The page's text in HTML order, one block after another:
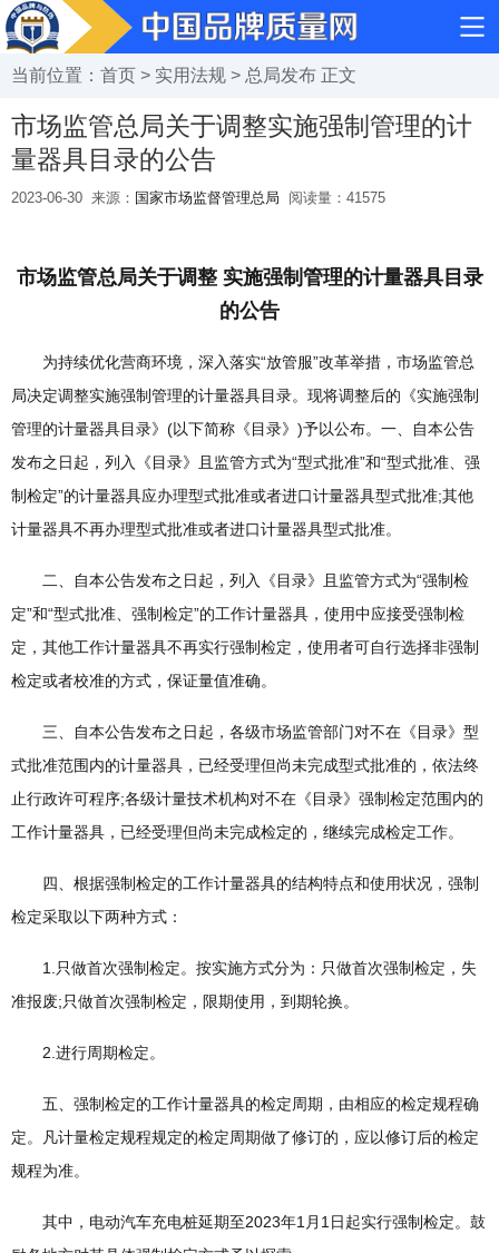
当前位置： 首页 > 实用法规 > 总局发布 正文
市场监管总局关于调整实施强制管理的计
量器具目录的公告
2023-06-30 来源： 国家市场监督管理总局 阅读量： 41575
市场监管总局关于调整 实施强制管理的计量器具目录
的公告
为持续优化营商环境，深入落实“放管服”改革举措，市场监管总
局决定调整实施强制管理的计量器具目录。现将调整后的《实施强制
管理的计量器具目录》(以下简称《目录》)予以公布。一、自本公告
发布之日起，列入《目录》且监管方式为“型式批准”和“型式批准、强
制检定”的计量器具应办理型式批准或者进口计量器具型式批准;其他
计量器具不再办理型式批准或者进口计量器具型式批准。
二、自本公告发布之日起，列入《目录》且监管方式为“强制检
定”和“型式批准、强制检定”的工作计量器具，使用中应接受强制检
定，其他工作计量器具不再实行强制检定，使用者可自行选择非强制
检定或者校准的方式，保证量值准确。
三、自本公告发布之日起，各级市场监管部门对不在《目录》型
式批准范围内的计量器具，已经受理但尚未完成型式批准的，依法终
止行政许可程序;各级计量技术机构对不在《目录》强制检定范围内的
工作计量器具，已经受理但尚未完成检定的，继续完成检定工作。
四、根据强制检定的工作计量器具的结构特点和使用状况，强制
检定采取以下两种方式：
1.只做首次强制检定。按实施方式分为：只做首次强制检定，失
准报废;只做首次强制检定，限期使用，到期轮换。
2.进行周期检定。
五、强制检定的工作计量器具的检定周期，由相应的检定规程确
定。凡计量检定规程规定的检定周期做了修订的，应以修订后的检定
规程为准。
其中，电动汽车充电桩延期至2023年1月1日起实行强制检定。鼓